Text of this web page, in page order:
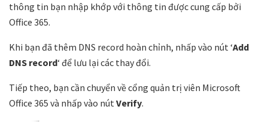
thông tin bạn nhập khớp với thông tin được cung cấp bởi
Office 365.
Khi bạn đã thêm DNS record hoàn chỉnh, nhấp vào nút ‘Add
DNS record‘ để lưu lại các thay đổi.
Tiếp theo, bạn cần chuyển về cổng quản trị viên Microsoft
Office 365 và nhấp vào nútVerify.